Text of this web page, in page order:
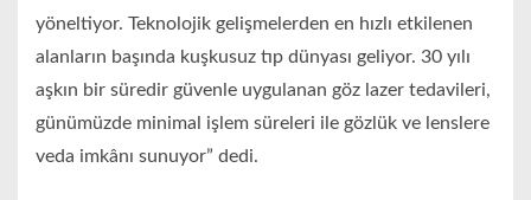
yöneltiyor. Teknolojik gelişmelerden en hızlı etkilenen
alanların başında kuşkusuz tıp dünyası geliyor. 30 yılı
aşkın bir süredir güvenle uygulanan göz lazer tedavileri,
günümüzde minimal işlem süreleri ile gözlük ve lenslere
veda imkânı sunuyor” dedi.